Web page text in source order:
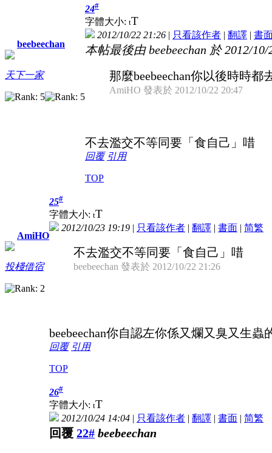
beebeechan
天下一家
24#
字體大小: tT
2012/10/22 21:26 | 只看該作者 | 翻譯 | 書
本帖最後由 beebeechan 於 2012/
那麼beebeechan你以後時時
AmiHO 發表於 2012/10/22 20:47
不去濫交不等同要「食自己」唶
回覆 引用
TOP
AmiHO
投棧借宿
25#
字體大小: tT
2012/10/23 19:19 | 只看該作者 | 翻譯 | 書面 | 简繁
不去濫交不等同要「食自己」唶
beebeechan 發表於 2012/10/22 21:26
beebeechan你自認左你係又爛又臭又生蟲
回覆 引用
TOP
26#
字體大小: tT
2012/10/24 14:04 | 只看該作者 | 翻譯 | 書面 | 简繁
回覆 22# beebeechan